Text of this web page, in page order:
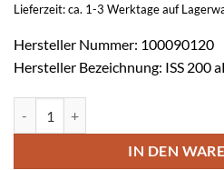
Lieferzeit: ca. 1-3 Werktage auf
Hersteller Nummer: 100090120
Hersteller Bezeichnung: ISS 200
IN DEN